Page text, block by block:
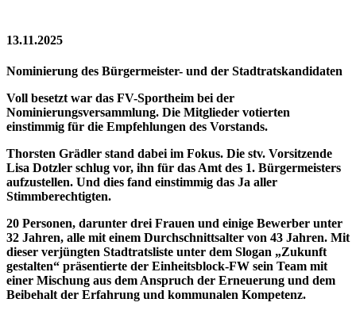
13.11.2025
Nominierung des Bürgermeister- und der Stadtratskandidaten
Voll besetzt war das FV-Sportheim bei der
Nominierungsversammlung. Die Mitglieder votierten
einstimmig für die Empfehlungen des Vorstands.
Thorsten Grädler stand dabei im Fokus. Die stv. Vorsitzende
Lisa Dotzler schlug vor, ihn für das Amt des 1. Bürgermeisters
aufzustellen. Und dies fand einstimmig das Ja aller
Stimmberechtigten.
20 Personen, darunter drei Frauen und einige Bewerber unter
32 Jahren, alle mit einem Durchschnittsalter von 43 Jahren. Mit
dieser verjüngten Stadtratsliste unter dem Slogan „Zukunft
gestalten“ präsentierte der Einheitsblock-FW sein Team mit
einer Mischung aus dem Anspruch der Erneuerung und dem
Beibehalt der Erfahrung und kommunalen Kompetenz.